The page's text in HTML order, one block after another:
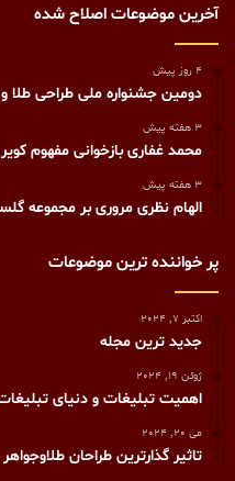
آخرین موضوعات اصلاح شده
4 روز پیش
دومین جشنواره ملی طراحی طلا و
3 هفته پیش
محمد غفاری بازخوانی مفهوم
3 هفته پیش
الهام نظری مروری بر مجموعه
پر خواننده ترین موضوعات
اکتبر 7, 2024
جدید ترین مجله
ژوئن 19, 2024
اهمیت تبلیغات و دنیای
می 20, 2024
تاثیر گذارترین طراحان طلاوجواهر